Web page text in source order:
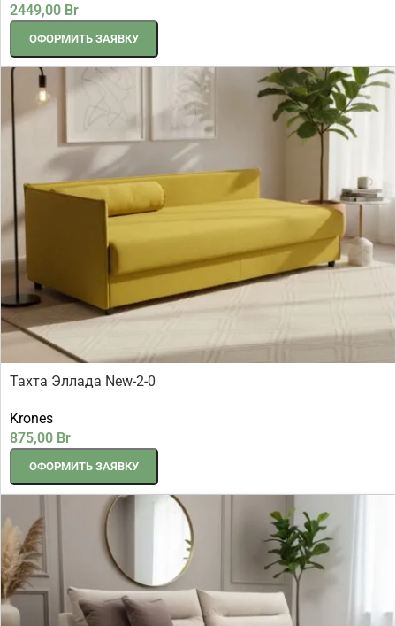
2449,00 Br
ОФОРМИТЬ ЗАЯВКУ
Тахта Эллада New-2-0
Krones
875,00 Br
ОФОРМИТЬ ЗАЯВКУ